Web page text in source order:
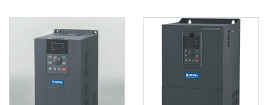
kW–800 kW | V/F- en
vectorregeling | CE-
gecertificeerde VFD